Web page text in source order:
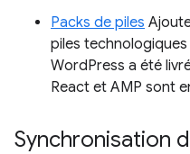
Packs de piles
piles
WordPress a été
React et AMP sont
Synchronisation